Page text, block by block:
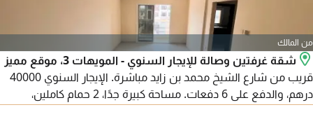
من المالك
شقة غرفتين وصالة للإيجار السنوي - المويهات 3، موقع مميز
قريب من شارع الشيخ محمد بن زايد مباشرة. الإيجار السنوي 40000
درهم، والدفع على 6 دفعات. مساحة كبيرة جدًا، 2 حمام كاملين،